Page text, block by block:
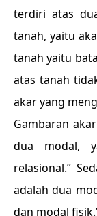
terdiri atas
tanah, yaitu
tanah yaitu
atas tanah
akar yang
Gambaran
dua modal,
relasional.”
adalah dua
dan modal